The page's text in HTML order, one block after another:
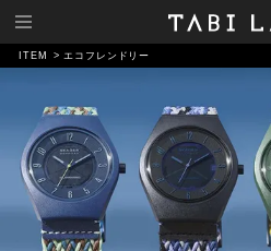
ITEM エコフレンドリー